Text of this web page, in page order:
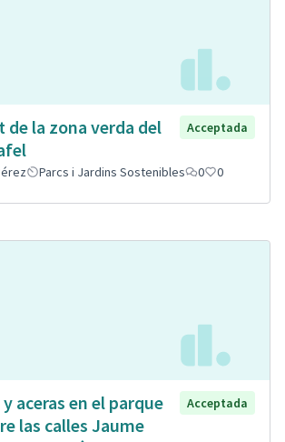
de la zona verda del
Acceptada
Parcs i Jardins Sostenibles 0 0
aceras en el parque
las calles Jaume
Acceptada